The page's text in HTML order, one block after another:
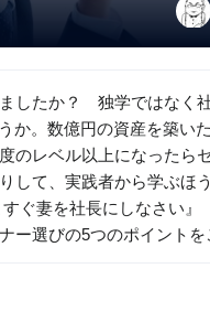
したか？ 独学ではなく
か。数億円の資産を築い
のレベル以上になったら
して、実践者から学ぶほ
ぐ妻を社長にしなさい』
ー選びの5つのポイントを